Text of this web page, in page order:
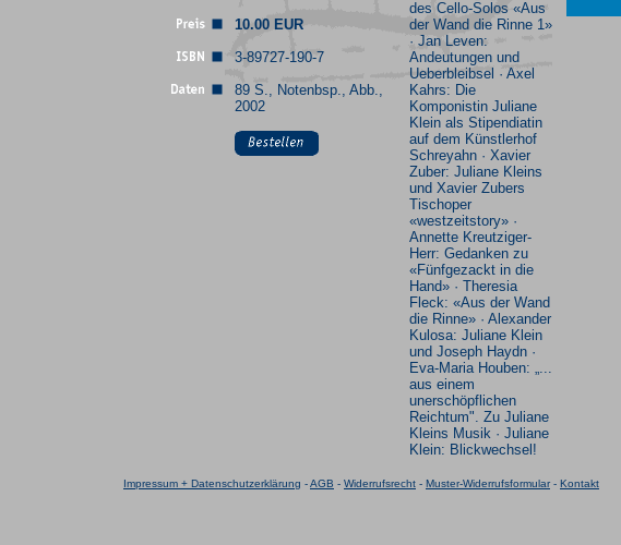
10.00 EUR
3-89727-190-7
89 S., Notenbsp., Abb.,
2002
des Cello-Solos «Aus
der Wand die Rinne 1»
· Jan Leven:
Andeutungen und
Ueberbleibsel · Axel
Kahrs: Die
Komponistin Juliane
Klein als Stipendiatin
auf dem Künstlerhof
Schreyahn · Xavier
Zuber: Juliane Kleins
und Xavier Zubers
Tischoper
«westzeitstory» ·
Annette Kreutziger-
Herr: Gedanken zu
«Fünfgezackt in die
Hand» · Theresia
Fleck: «Aus der Wand
die Rinne» · Alexander
Kulosa: Juliane Klein
und Joseph Haydn ·
Eva-Maria Houben: „...
aus einem
unerschöpflichen
Reichtum". Zu Juliane
Kleins Musik · Juliane
Klein: Blickwechsel!
Impressum + Datenschutzerklärung -AGB - Widerrufsrecht - Muster-Widerrufsformular- Kontakt